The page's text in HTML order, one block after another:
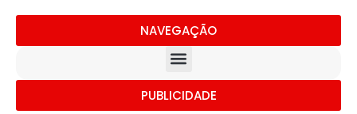
NAVEGAÇÃO
PUBLICIDADE